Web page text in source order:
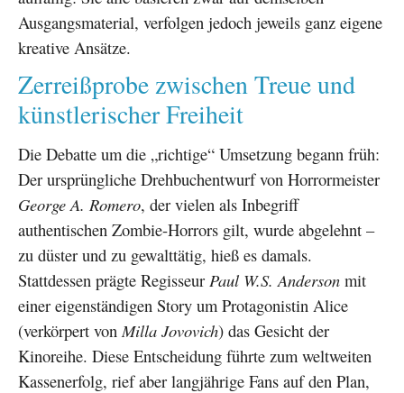
Ausgangsmaterial, verfolgen jedoch jeweils ganz eigene
kreative Ansätze.
Zerreißprobe zwischen Treue und
künstlerischer Freiheit
Die Debatte um die „richtige“ Umsetzung begann früh:
Der ursprüngliche Drehbuchentwurf von Horrormeister
George A. Romero, der vielen als Inbegriff
authentischen Zombie-Horrors gilt, wurde abgelehnt –
zu düster und zu gewalttätig, hieß es damals.
Stattdessen prägte Regisseur Paul W.S. Anderson mit
einer eigenständigen Story um Protagonistin Alice
(verkörpert von Milla Jovovich) das Gesicht der
Kinoreihe. Diese Entscheidung führte zum weltweiten
Kassenerfolg, rief aber langjährige Fans auf den Plan,